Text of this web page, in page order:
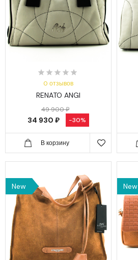
0 отзывов
RENATO ANGI
49 900 ₽
34 930 ₽ -30%
В корзину
New New